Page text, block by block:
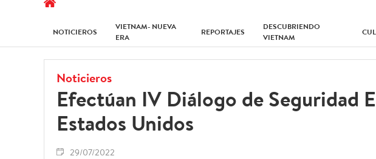
NOTICIEROS
VIETNAM- NUEVA
ERA
REPORTAJES
DESCUBRIENDO
VIETNAM
Noticieros
Efectúan IV Diálogo de Seguridad
Estados Unidos
29/07/2022